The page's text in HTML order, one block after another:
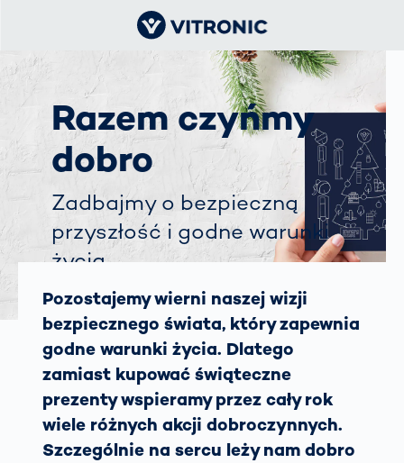
Razem czyńmy
dobro
Zadbajmy o bezpieczną
przyszłość i godne warunki
życia
Pozostajemy wierni naszej wizji
bezpiecznego świata, który zapewnia
godne warunki życia. Dlatego
zamiast kupować świąteczne
prezenty wspieramy przez cały rok
wiele różnych akcji dobroczynnych.
Szczególnie na sercu leży nam dobro